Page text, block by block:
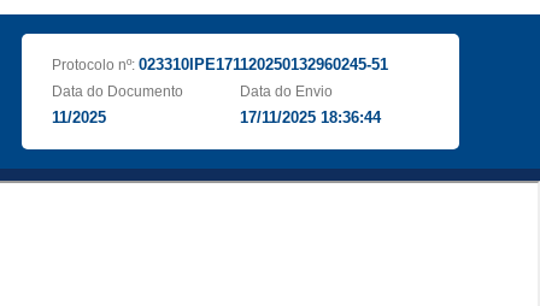
Protocolo nº: 023310IPE171120250132960245-51
Data do Documento
11/2025
Data do Envio
17/11/2025 18:36:44